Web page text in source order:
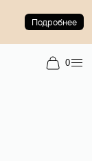
Подробнее
0